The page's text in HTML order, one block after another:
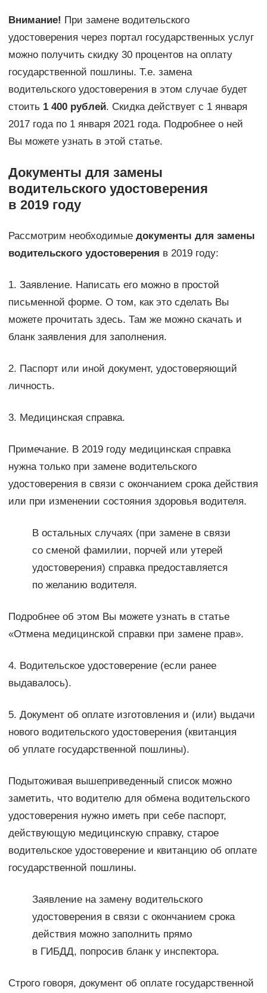
Внимание! При замене водительского
удостоверения через портал государственных услуг
можно получить скидку 30 процентов на оплату
государственной пошлины. Т.е. замена
водительского удостоверения в этом случае будет
стоить 1 400 рублей. Скидка действует с 1 января
2017 года по 1 января 2021 года. Подробнее о ней
Вы можете узнать в этой статье.
Документы для замены
водительского удостоверения
в 2019 году
Рассмотрим необходимые документы для замены
водительского удостоверения в 2019 году:
1. Заявление. Написать его можно в простой
письменной форме. О том, как это сделать Вы
можете прочитать здесь. Там же можно скачать и
бланк заявления для заполнения.
2. Паспорт или иной документ, удостоверяющий
личность.
3. Медицинская справка.
Примечание. В 2019 году медицинская справка
нужна только при замене водительского
удостоверения в связи с окончанием срока действия
или при изменении состояния здоровья водителя.
В остальных случаях (при замене в связи
со сменой фамилии, порчей или утерей
удостоверения) справка предоставляется
по желанию водителя.
Подробнее об этом Вы можете узнать в статье
«Отмена медицинской справки при замене прав».
4. Водительское удостоверение (если ранее
выдавалось).
5. Документ об оплате изготовления и (или) выдачи
нового водительского удостоверения (квитанция
об уплате государственной пошлины).
Подытоживая вышеприведенный список можно
заметить, что водителю для обмена водительского
удостоверения нужно иметь при себе паспорт,
действующую медицинскую справку, старое
водительское удостоверение и квитанцию об оплате
государственной пошлины.
Заявление на замену водительского
удостоверения в связи с окончанием срока
действия можно заполнить прямо
в ГИБДД, попросив бланк у инспектора.
Строго говоря, документ об оплате государственной